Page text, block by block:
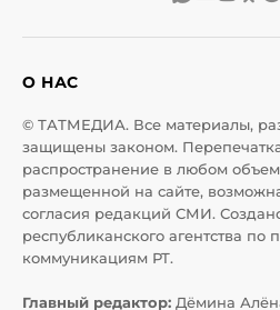
О НАС
© ТАТМЕДИА. Все материалы,
защищены законом.
распространение в любом
размещенной на сайте,
согласия редакций СМИ.
республиканского агентства по
коммуникациям РТ.
Главный редактор: Дёмина